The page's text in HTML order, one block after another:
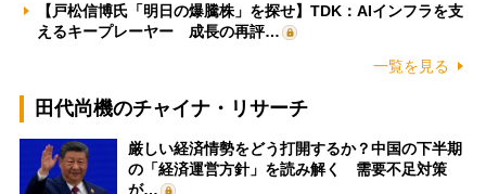
【戸松信博氏「明日の爆騰株」を探せ】TDK：AIインフラを支
えるキープレーヤー 成長の再評…
一覧を見る
田代尚機のチャイナ・リサーチ
厳しい経済情勢をどう打開するか？中国の下半期
の「経済運営方針」を読み解く 需要不足対策
が…